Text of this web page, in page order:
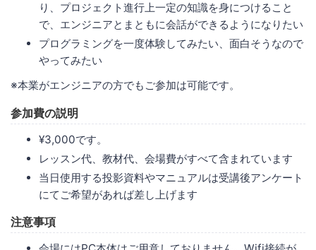
り、プロジェクト進行上一定の知識を身につけること
で、エンジニアとまともに会話ができるようになりたい
プログラミングを一度体験してみたい、面白そうなので
やってみたい
※本業がエンジニアの方でもご参加は可能です。
参加費の説明
¥3,000です。
レッスン代、教材代、会場費がすべて含まれています
当日使用する投影資料やマニュアルは受講後アンケート
にてご希望があれば差し上げます
注意事項